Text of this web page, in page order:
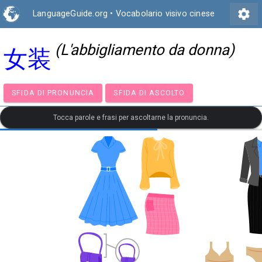
LanguageGuide.org • Vocabolario visivo cinese settings
女装 (L'abbigliamento da donna)
SFIDA DI PRONUNCIA SFIDA DI ASCOLTO
Tocca parole e frasi per ascoltarne la pronuncia.